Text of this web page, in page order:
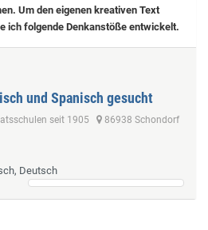
Um den eigenen kreativen Text
ich folgende Denkanstöße entwickelt.
und Spanisch gesucht
seit 1905
86938 Schondorf
Deutsch